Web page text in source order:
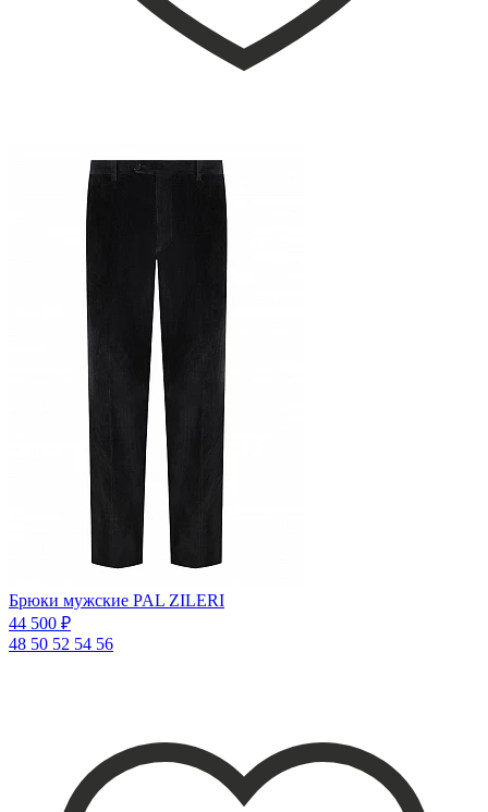
Брюки мужские PAL ZILERI
44 500 ₽
48 50 52 54 56